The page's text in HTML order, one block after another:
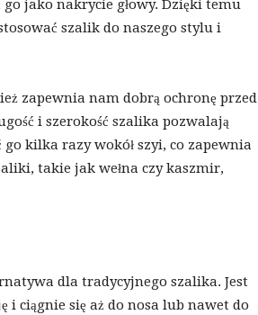
jako nakrycie głowy. Dzięki temu
szalik do naszego stylu i
zapewnia nam dobrą ochronę przed
i szerokość szalika pozwalają
kilka razy wokół szyi, co zapewnia
takie jak wełna czy kaszmir,
dla tradycyjnego szalika. Jest
i ciągnie się aż do nosa lub nawet do